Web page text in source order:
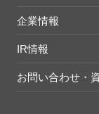
企業情報
IR情報
お問い合わせ・